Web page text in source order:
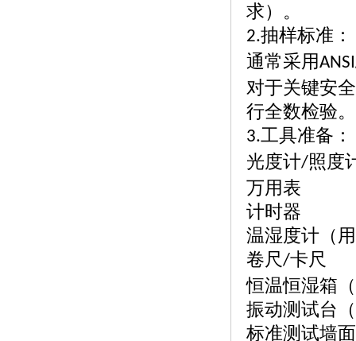
求）。
2.抽样标准：
通常采用
对于关键安
行全数检验。
3.工具准备：
光度计/照度
万用表
计时器
温湿度计（
卷尺/卡尺
恒温恒湿箱
振动测试台
标准测试墙